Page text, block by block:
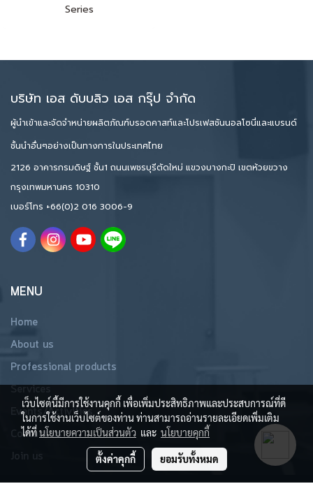
Series
บริษัท เอส ดับบลิว เอส กรุ๊ป จำกัด
ผู้นำเข้าและจัดจำหน่ายผลิตภัณฑ์บรอดคาสท์และโปรเฟสชันนอลโซนี่และแบรนด์
ชั้นนำอื่นๆอย่างเป็นทางการในประเทศไทย
2126 อาคารกรมดิษฐ์ ชั้น1 ถนนเพชรบุรีตัดใหม่ แขวงบางกะปิ เขตห้วยขวาง
กรุงเทพมหานคร 10310
เบอร์โทร +66(0)2 016 3006-9
MENU
Home
About us
Professional products
Services
Events/Activities
Contact us
เว็บไซต์นี้มีการใช้งานคุกกี้ เพื่อเพิ่มประสิทธิภาพและประสบการณ์ที่ดี
ในการใช้งานเว็บไซต์ของท่าน ท่านสามารถอ่านรายละเอียดเพิ่มเติม
ได้ที่นโยบายความเป็นส่วนตัว และ นโยบายคุกกี้
ตั้งค่าคุกกี้ ยอมรับทั้งหมด